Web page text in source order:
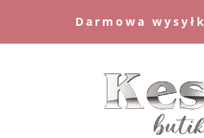
Darmowa